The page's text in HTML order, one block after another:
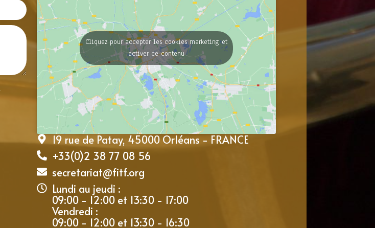
Cliquez pour accepter les cookies marketing et
activer ce contenu
19 rue de Patay, 45000 Orléans - FRANCE
+33(0)2 38 77 08 56
secretariat@fitf.org
Lundi au jeudi :
09:00 - 12:00 et 13:30 - 17:00
Vendredi :
09:00 - 12:00 et 13:30 - 16:30